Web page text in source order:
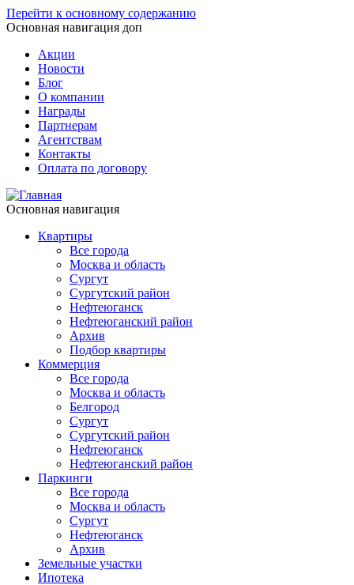
Перейти к основному содержанию
Основная навигация доп
Акции
Новости
Блог
О компании
Награды
Партнерам
Агентствам
Контакты
Оплата по договору
Основная навигация
Квартиры
Все города
Москва и область
Сургут
Сургутский район
Нефтеюганск
Нефтеюганский район
Архив
Подбор квартиры
Коммерция
Все города
Москва и область
Белгород
Сургут
Сургутский район
Нефтеюганск
Нефтеюганский район
Паркинги
Все города
Москва и область
Сургут
Нефтеюганск
Архив
Земельные участки
Ипотека